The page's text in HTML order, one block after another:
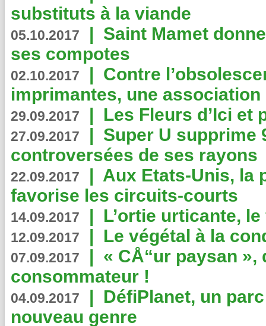
substituts à la viande
05.10.2017 | Saint Mamet
ses compotes
02.10.2017 | Contre
imprimantes, une
29.09.2017 | Les Fleurs d’Ici et
27.09.2017 | Super U supprime
controversées de ses rayons
22.09.2017 | Aux Etats-Unis, la
favorise les circuits-courts
14.09.2017 | L’ortie urticante,
12.09.2017 | Le végétal à la
07.09.2017 | « CÅ“ur paysan
consommateur !
04.09.2017 | DéfiPlanet, un
nouveau genre